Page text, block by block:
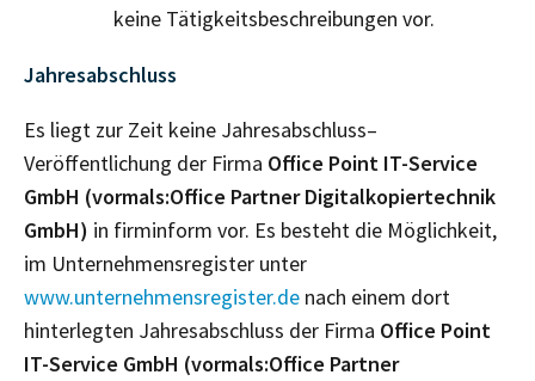
keine Tätigkeitsbeschreibungen vor.
Jahresabschluss
Es liegt zur Zeit keine Jahresabschluss–
Veröffentlichung der Firma Office Point IT-Service
GmbH (vormals:Office Partner Digitalkopiertechnik
GmbH) in firminform vor. Es besteht die Möglichkeit,
im Unternehmensregister unter
www.unternehmensregister.de nach einem dort
hinterlegten Jahresabschluss der Firma Office Point
IT-Service GmbH (vormals:Office Partner